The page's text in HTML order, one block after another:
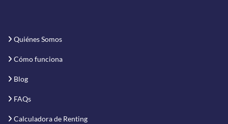
Quiénes Somos
Cómo funciona
Blog
FAQs
Calculadora de Renting